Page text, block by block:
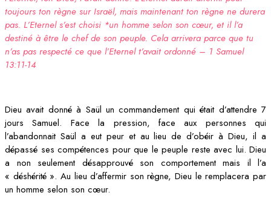
toujours ton règne sur Israël, mais maintenant ton règne ne durera
pas. L’Eternel s’est choisi *un homme selon son cœur, et il l’a
destiné à être le chef de son peuple. Cela arrivera parce que tu
n’as pas respecté ce que l’Eternel t’avait ordonné – 1 Samuel
13:11-14
Dieu avait donné à Saül un commandement qui était d’attendre 7
jours Samuel. Face la pression, face aux personnes qui
l’abandonnait Saül a eut peur et au lieu de d’obéir à Dieu, il a
dépassé ses compétences pour que le peuple reste avec lui. Dieu
a non seulement désapprouvé son comportement mais il l’a
« déshérité ». Au lieu d’affermir son règne, Dieu le remplacera par
un homme selon son cœur.